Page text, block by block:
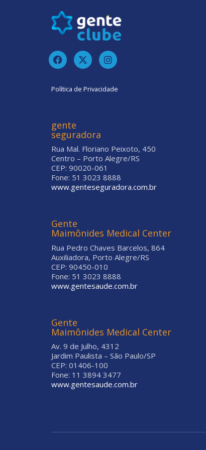
Política de Privacidade
gente
seguradora
Rua Mal. Floriano Peixoto, 450
Centro – Porto Alegre/RS
CEP: 90020-061
Fone: 51 3023 8888
www.genteseguradora.com.br
Gente
Maimônides Medical Center
Rua Pedro Chaves Barcelos, 864
Auxiliadora, Porto Alegre/RS
CEP: 90450-010
Fone: 51 3023 8888
www.gentesaude.com.br
Gente
Maimônides Medical Center
Av. 9 de Julho, 4312
Jardim Paulista – São Paulo/SP
CEP: 01406-100
Fone: 11 3894 3477
www.gentesaude.com.br